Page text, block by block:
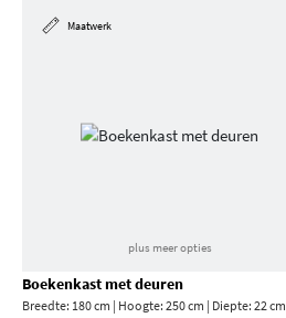
Maatwerk
plus meer opties
Boekenkast met deuren
Breedte: 180 cm | Hoogte: 250 cm | Diepte: 22 cm